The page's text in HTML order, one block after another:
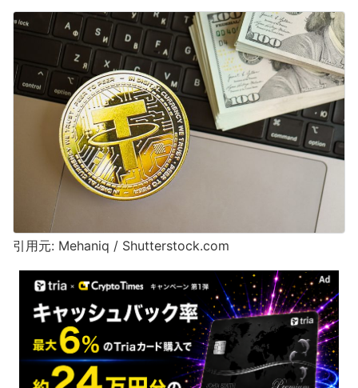
引用元: Mehaniq / Shutterstock.com